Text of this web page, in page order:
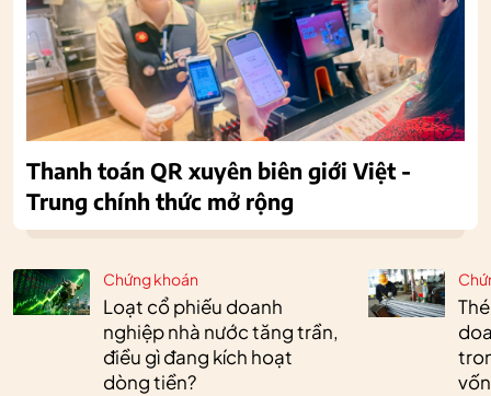
Chứng khoán
Loạt cổ phiếu doanh
nghiệp nhà nước tăng trần,
điều gì đang kích hoạt
dòng tiền?
vốn
Thanh toán QR xuyên biên giới Việt -
Trung chính thức mở rộng